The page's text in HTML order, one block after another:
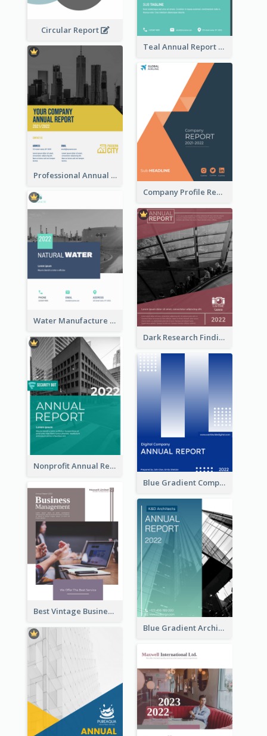
Circular Report
Teal Annual Report
Professional Annual Report Reports
Company Profile Reports
Water Manufacture Annual Reports
Dark Research Findings Annual Report
Nonprofit Annual Report
Blue Gradient Company Annual Report
Best Vintage Business Report Design Template
Blue Gradient Architecture Annual Report